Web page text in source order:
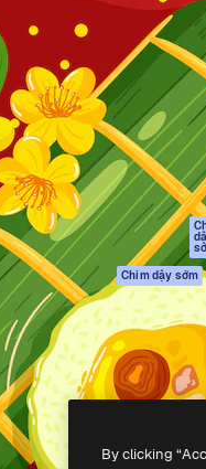
những
người
Spaces
Trợ Lý AI
Trình tạo hình ảnh
AI
Trình tạo video AI
Máy phát giọng nói
AI
Nội dung kho
MCP dành cho
Claude/ChatGPT
Agents Chim dậy sớm
Giao diện lập trình
ứng dụng (API)
Ứng dụng di động
Tất cả các công cụ
Magnific
By clicking